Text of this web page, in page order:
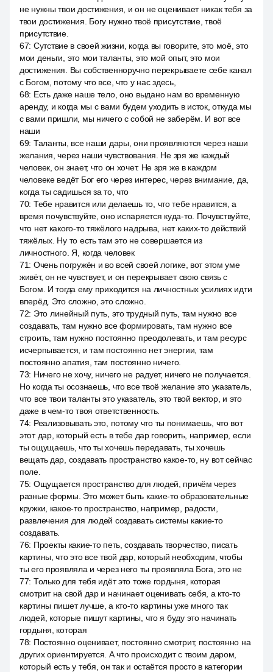
не нужны твои достижения, и он не оценивает никак тебя за
твои достижения. Богу нужно твоё присутствие, твоё
присутствие.
67: Сутствие в своей жизни, когда вы говорите, это моё, это
мои деньги, это мои таланты, это мой опыт, это мои
достижения. Вы собственноручно перекрываете себе канал
с Богом, потому что все, что у нас здесь,
68: Есть даже наше тело, оно выдано нам во временную
аренду, и когда мы с вами будем уходить в исток, откуда мы
с вами пришли, мы ничего с собой не заберём. И вот все
наши
69: Таланты, все наши дары, они проявляются через наши
желания, через наши чувствования. Не зря же каждый
человек, он знает, что он хочет. Не зря же в каждом
человеке ведёт Бог его через интерес, через внимание, да,
когда ты садишься за то, что
70: Тебе нравится или делаешь то, что тебе нравится, а
время почувствуйте, оно испаряется куда-то. Почувствуйте,
что нет какого-то тяжёлого надрыва, нет каких-то действий
тяжёлых. Ну то есть там это не совершается из
личностного. Я, когда человек
71: Очень погружён и во всей своей логике, вот этом уме
живёт, он не чувствует, и он перекрывает свою связь с
Богом. И тогда ему приходится на личностных усилиях идти
вперёд. Это сложно, это сложно.
72: Это линейный путь, это трудный путь, там нужно все
создавать, там нужно все формировать, там нужно все
строить, там нужно постоянно преодолевать, и там ресурс
исчерпывается, и там постоянно нет энергии, там
постоянно апатия, там постоянно ничего.
73: Ничего не хочу, ничего не радует, ничего не получается.
Но когда ты осознаешь, что все твоё желание это указатель,
что все твои таланты это указатель, это твой вектор, и это
даже в чем-то твоя ответственность.
74: Реализовывать это, потому что ты понимаешь, что вот
этот дар, который есть в тебе дар говорить, например, если
ты ощущаешь, что ты хочешь передавать, ты хочешь
вещать дар, создавать пространство какое-то, ну вот сейчас
поле.
75: Ощущается пространство для людей, причём через
разные формы. Это может быть какие-то образовательные
кружки, какое-то пространство, например, радости,
развлечения для людей создавать системы какие-то
создавать.
76: Проекты какие-то петь, создавать творчество, писать
картины, что это все твой дар, который необходим, чтобы
ты его проявляла и через него ты проявляла Бога, это не
77: Только для тебя идёт это тоже гордыня, которая
смотрит на свой дар и начинает оценивать себя, а кто-то
картины пишет лучше, а кто-то картины уже много так
людей, которые пишут картины, что я буду это начинать
гордыня, которая
78: Постоянно оценивает, постоянно смотрит, постоянно на
других ориентируется. А что происходит с твоим даром,
который есть у тебя, он так и остаётся просто в категории